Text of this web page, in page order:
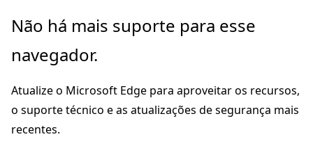
Pular
o
principal
Não há mais suporte para esse
navegador.
Atualize o Microsoft Edge para aproveitar os recursos,
o suporte técnico e as atualizações de segurança mais
recentes.